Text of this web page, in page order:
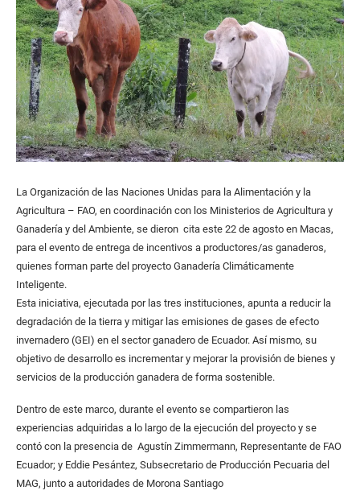
La Organización de las Naciones Unidas para la Alimentación y la
Agricultura – FAO, en coordinación con los Ministerios de Agricultura y
Ganadería y del Ambiente, se dieron cita este 22 de agosto en Macas,
para el evento de entrega de incentivos a productores/as ganaderos,
quienes forman parte del proyecto Ganadería Climáticamente
Inteligente.
Esta iniciativa, ejecutada por las tres instituciones, apunta a reducir la
degradación de la tierra y mitigar las emisiones de gases de efecto
invernadero (GEI) en el sector ganadero de Ecuador. Así mismo, su
objetivo de desarrollo es incrementar y mejorar la provisión de bienes y
servicios de la producción ganadera de forma sostenible.
Dentro de este marco, durante el evento se compartieron las
experiencias adquiridas a lo largo de la ejecución del proyecto y se
contó con la presencia de Agustín Zimmermann, Representante de FAO
Ecuador; y Eddie Pesántez, Subsecretario de Producción Pecuaria del
MAG, junto a autoridades de Morona Santiago